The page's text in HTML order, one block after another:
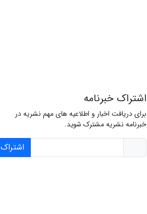
اشتراک خبرنامه
برای دریافت اخبار و اطلاعیه های مهم نشریه در
خبرنامه نشریه مشترک شوید.
اشتراک